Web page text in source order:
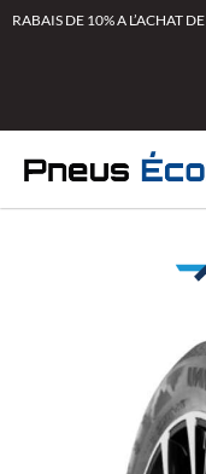
AllerRABAIS DE 10% A L’ACHAT